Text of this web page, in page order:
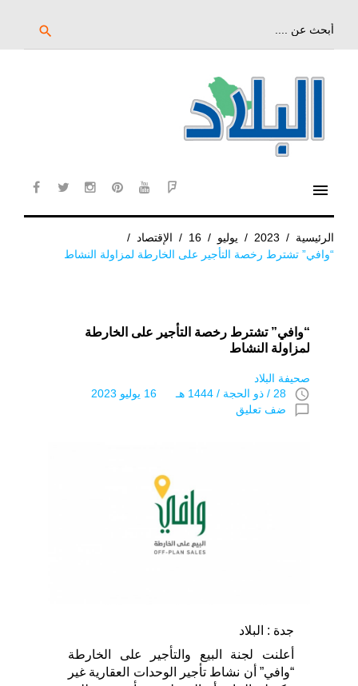
search
menu
الرئيسية /
2023
/ يوليو /
16
/ الإقتصاد
/
“وافي” تشترط رخصة التأجير على الخارطة لمزاولة النشاط
“وافي” تشترط رخصة التأجير على الخارطة
لمزاولة النشاط
صحيفة البلاد
access_time 28 / ذو الحجة / 1444 هـ 16 يوليو 2023
chat_bubble_outline ضف تعليق
جدة : البلاد
أعلنت لجنة البيع والتأجير على الخارطة
“وافي” أن نشاط تأجير الوحدات العقارية غير